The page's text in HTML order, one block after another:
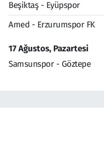
Beşiktaş - Eyüpspor
Amed - Erzurumspor FK
17 Ağustos, Pazartesi
Samsunspor - Göztepe